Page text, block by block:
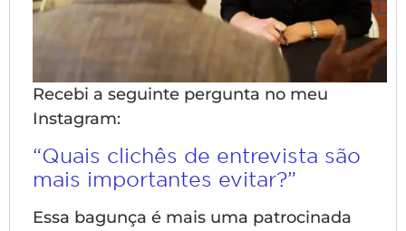
Recebi a seguinte pergunta no meu
Instagram:
“Quais clichês de entrevista são
mais importantes evitar?”
Essa bagunça é mais uma patrocinada